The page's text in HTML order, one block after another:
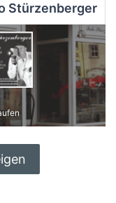
Stürzenberger